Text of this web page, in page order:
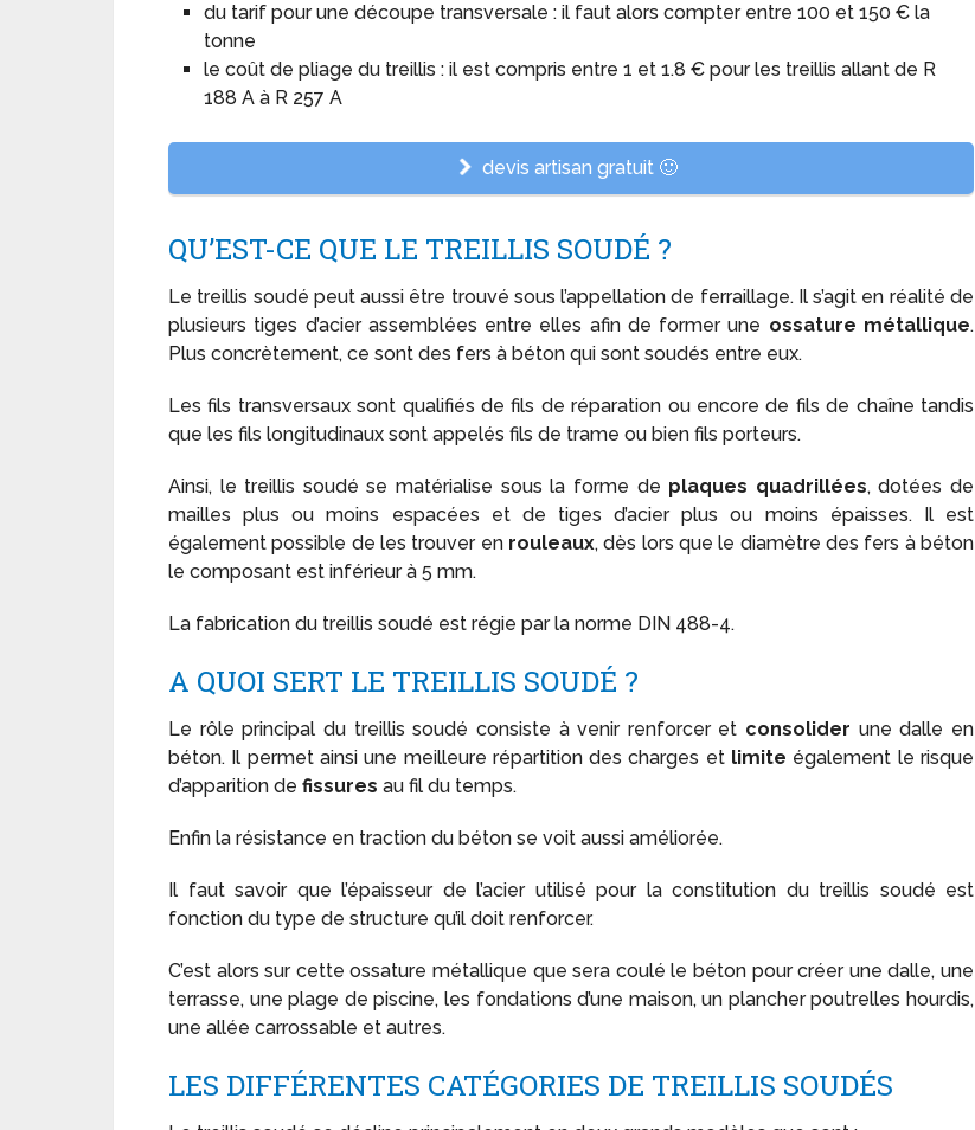
du tarif pour une découpe transversale : il faut alors compter entre 100 et 150 € la
tonne
le coût de pliage du treillis : il est compris entre 1 et 1.8 € pour les treillis allant de R
188 A à R 257 A
devis artisan gratuit 🙂
QU’EST-CE QUE LE TREILLIS SOUDÉ ?
Le treillis soudé peut aussi être trouvé sous l’appellation de ferraillage. Il s’agit en réalité de
plusieurs tiges d’acier assemblées entre elles afin de former une ossature métallique.
Plus concrètement, ce sont des fers à béton qui sont soudés entre eux.
Les fils transversaux sont qualifiés de fils de réparation ou encore de fils de chaîne tandis
que les fils longitudinaux sont appelés fils de trame ou bien fils porteurs.
Ainsi, le treillis soudé se matérialise sous la forme de plaques quadrillées, dotées de
mailles plus ou moins espacées et de tiges d’acier plus ou moins épaisses. Il est
également possible de les trouver en rouleaux, dès lors que le diamètre des fers à béton
le composant est inférieur à 5 mm.
La fabrication du treillis soudé est régie par la norme DIN 488-4.
A QUOI SERT LE TREILLIS SOUDÉ ?
Le rôle principal du treillis soudé consiste à venir renforcer et consolider une dalle en
béton. Il permet ainsi une meilleure répartition des charges et limite également le risque
d’apparition de fissures au fil du temps.
Enfin la résistance en traction du béton se voit aussi améliorée.
Il faut savoir que l’épaisseur de l’acier utilisé pour la constitution du treillis soudé est
fonction du type de structure qu’il doit renforcer.
C’est alors sur cette ossature métallique que sera coulé le béton pour créer une dalle, une
terrasse, une plage de piscine, les fondations d’une maison, un plancher poutrelles hourdis,
une allée carrossable et autres.
LES DIFFÉRENTES CATÉGORIES DE TREILLIS SOUDÉS